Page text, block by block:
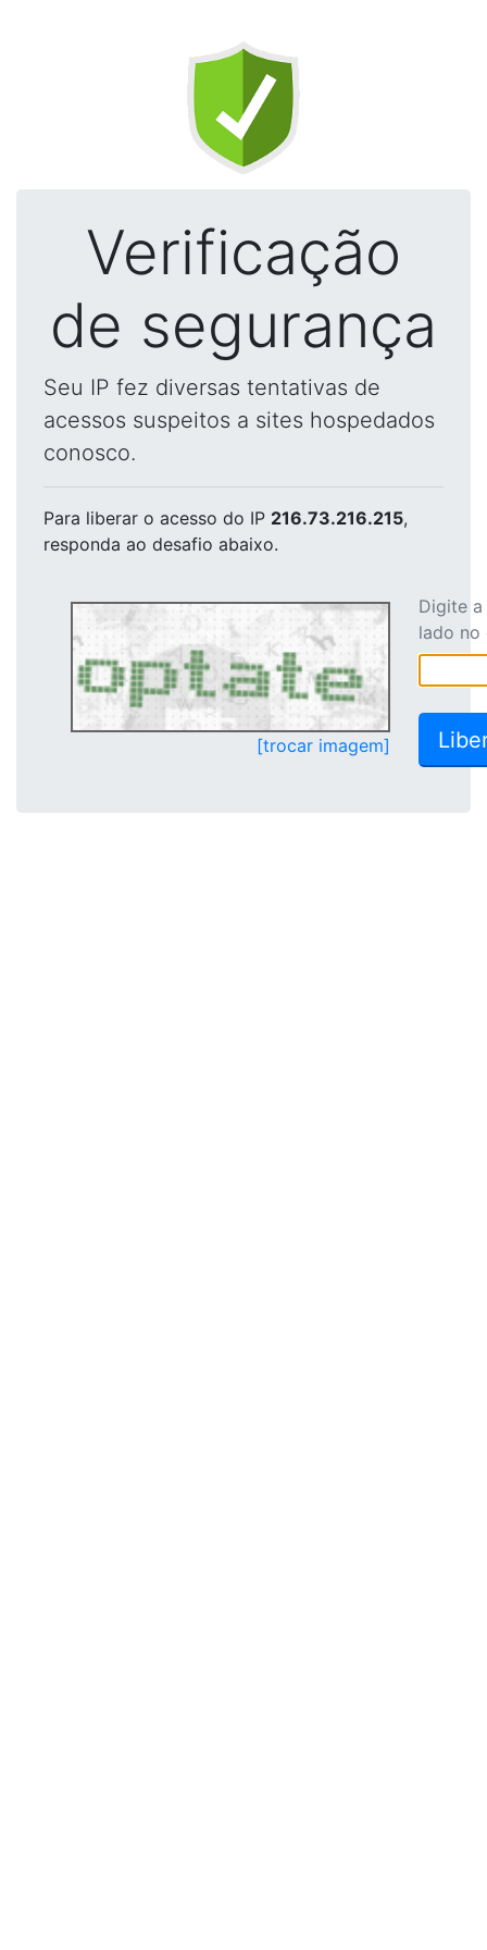
Verificação
de segurança
Seu IP fez diversas tentativas de
acessos suspeitos a sites hospedados
conosco.
Para liberar o acesso do IP 216.73.216.215,
responda ao desafio abaixo.
[trocar imagem]
Digite
lado no